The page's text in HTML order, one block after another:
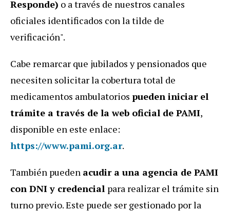
Responde) o a través de nuestros canales
oficiales identificados con la tilde de
verificación".
Cabe remarcar que jubilados y pensionados que
necesiten solicitar la cobertura total de
medicamentos ambulatorios pueden iniciar el
trámite a través de la web oficial de PAMI,
disponible en este enlace:
https://www.pami.org.ar.
También pueden acudir a una agencia de PAMI
con DNI y credencial para realizar el trámite sin
turno previo. Este puede ser gestionado por la